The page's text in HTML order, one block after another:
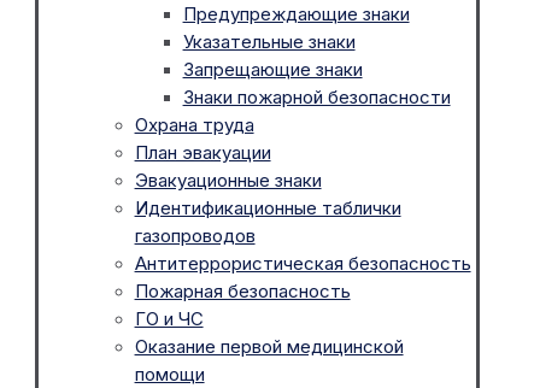
Предупреждающие знаки
Указательные знаки
Запрещающие знаки
Знаки пожарной безопасности
Охрана труда
План эвакуации
Эвакуационные знаки
Идентификационные таблички
газопроводов
Антитеррористическая безопасность
Пожарная безопасность
ГО и ЧС
Оказание первой медицинской
помощи